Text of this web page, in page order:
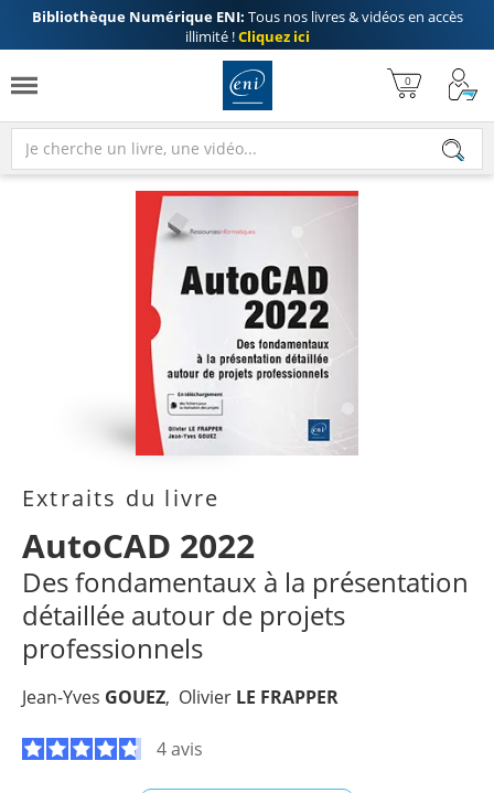
Bibliothèque Numérique ENI: Tous nos livres & vidéos en accès
illimité !Cliquez ici
Extraits du livre
AutoCAD 2022
Des fondamentaux à la présentation
détaillée autour de projets
professionnels
Jean-Yves GOUEZ Olivier LE FRAPPER
4 avis